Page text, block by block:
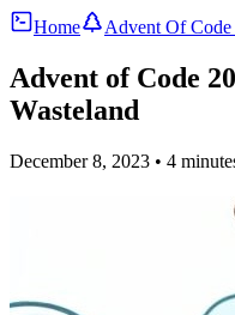
Home Advent Of Code
Advent of Code
Wasteland
December 8, 2023 • 4